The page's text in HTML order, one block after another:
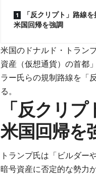
「反クリプト」路線
米国回帰を強調
米国のドナルド・トラン
資産（仮想通貨）の首都
ラー氏らの規制路線を「
る。
「反クリ
米国回帰を
トランプ氏は「ビルダー
暗号資産に否定的な勢力